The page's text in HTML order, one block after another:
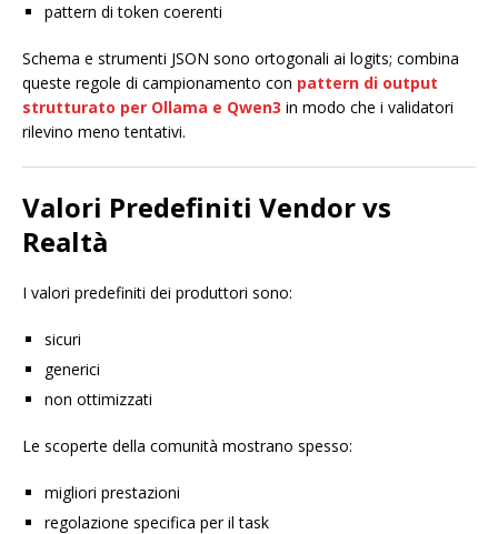
pattern di token coerenti
Schema e strumenti JSON sono ortogonali ai logits; combina
queste regole di campionamento con pattern di output
strutturato per Ollama e Qwen3 in modo che i validatori
rilevino meno tentativi.
Valori Predefiniti Vendor vs
Realtà
I valori predefiniti dei produttori sono:
sicuri
generici
non ottimizzati
Le scoperte della comunità mostrano spesso:
migliori prestazioni
regolazione specifica per il task